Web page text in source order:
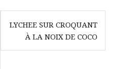
LYCHEE SUR CROQUANT
À LA NOIX DE COCO